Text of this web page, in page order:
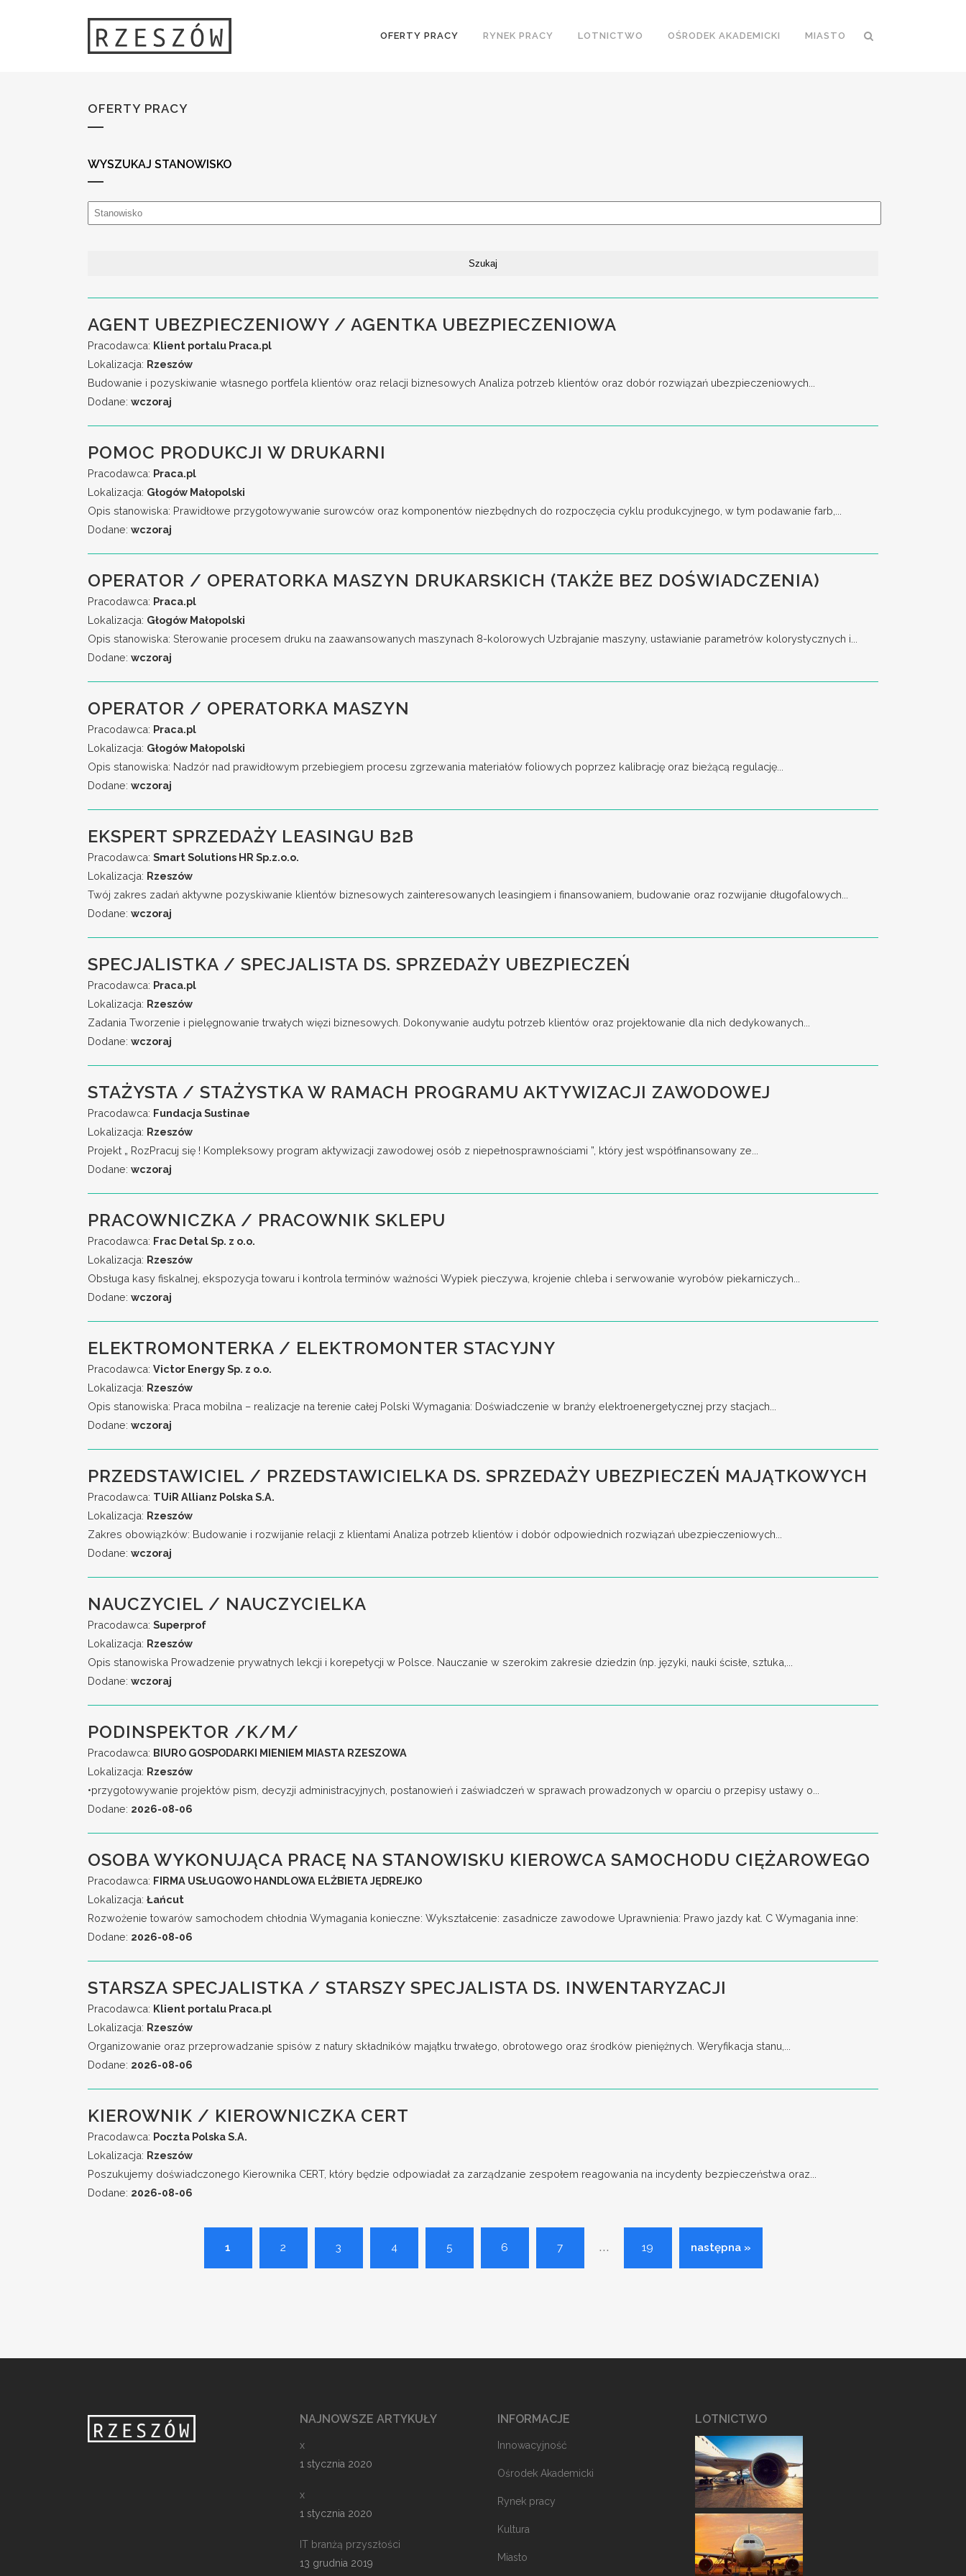
OFERTY PRACY RYNEK PRACY LOTNICTWO OŚRODEK AKADEMICKI MIASTO
OFERTY PRACY
WYSZUKAJ STANOWISKO
AGENT UBEZPIECZENIOWY / AGENTKA UBEZPIECZENIOWA
Pracodawca: Klient portalu Praca.pl
Lokalizacja: Rzeszów
Budowanie i pozyskiwanie własnego portfela klientów oraz relacji biznesowych Analiza potrzeb klientów oraz dobór rozwiązań ubezpieczeniowych...
Dodane: wczoraj
POMOC PRODUKCJI W DRUKARNI
Pracodawca: Praca.pl
Lokalizacja: Głogów Małopolski
Opis stanowiska: Prawidłowe przygotowywanie surowców oraz komponentów niezbędnych do rozpoczęcia cyklu produkcyjnego, w tym podawanie farb,...
Dodane: wczoraj
OPERATOR / OPERATORKA MASZYN DRUKARSKICH (TAKŻE BEZ DOŚWIADCZENIA)
Pracodawca: Praca.pl
Lokalizacja: Głogów Małopolski
Opis stanowiska: Sterowanie procesem druku na zaawansowanych maszynach 8-kolorowych Uzbrajanie maszyny, ustawianie parametrów kolorystycznych i...
Dodane: wczoraj
OPERATOR / OPERATORKA MASZYN
Pracodawca: Praca.pl
Lokalizacja: Głogów Małopolski
Opis stanowiska: Nadzór nad prawidłowym przebiegiem procesu zgrzewania materiałów foliowych poprzez kalibrację oraz bieżącą regulację...
Dodane: wczoraj
EKSPERT SPRZEDAŻY LEASINGU B2B
Pracodawca: Smart Solutions HR Sp.z.o.o.
Lokalizacja: Rzeszów
Twój zakres zadań aktywne pozyskiwanie klientów biznesowych zainteresowanych leasingiem i finansowaniem, budowanie oraz rozwijanie długofalowych...
Dodane: wczoraj
SPECJALISTKA / SPECJALISTA DS. SPRZEDAŻY UBEZPIECZEŃ
Pracodawca: Praca.pl
Lokalizacja: Rzeszów
Zadania Tworzenie i pielęgnowanie trwałych więzi biznesowych. Dokonywanie audytu potrzeb klientów oraz projektowanie dla nich dedykowanych...
Dodane: wczoraj
STAŻYSTA / STAŻYSTKA W RAMACH PROGRAMU AKTYWIZACJI ZAWODOWEJ
Pracodawca: Fundacja Sustinae
Lokalizacja: Rzeszów
Projekt „ RozPracuj się ! Kompleksowy program aktywizacji zawodowej osób z niepełnosprawnościami ”, który jest współfinansowany ze...
Dodane: wczoraj
PRACOWNICZKA / PRACOWNIK SKLEPU
Pracodawca: Frac Detal Sp. z o.o.
Lokalizacja: Rzeszów
Obsługa kasy fiskalnej, ekspozycja towaru i kontrola terminów ważności Wypiek pieczywa, krojenie chleba i serwowanie wyrobów piekarniczych...
Dodane: wczoraj
ELEKTROMONTERKA / ELEKTROMONTER STACYJNY
Pracodawca: Victor Energy Sp. z o.o.
Lokalizacja: Rzeszów
Opis stanowiska: Praca mobilna – realizacje na terenie całej Polski Wymagania: Doświadczenie w branży elektroenergetycznej przy stacjach...
Dodane: wczoraj
PRZEDSTAWICIEL / PRZEDSTAWICIELKA DS. SPRZEDAŻY UBEZPIECZEŃ MAJĄTKOWYCH
Pracodawca: TUiR Allianz Polska S.A.
Lokalizacja: Rzeszów
Zakres obowiązków: Budowanie i rozwijanie relacji z klientami Analiza potrzeb klientów i dobór odpowiednich rozwiązań ubezpieczeniowych...
Dodane: wczoraj
NAUCZYCIEL / NAUCZYCIELKA
Pracodawca: Superprof
Lokalizacja: Rzeszów
Opis stanowiska Prowadzenie prywatnych lekcji i korepetycji w Polsce. Nauczanie w szerokim zakresie dziedzin (np. języki, nauki ścisłe, sztuka,...
Dodane: wczoraj
PODINSPEKTOR /K/M/
Pracodawca: BIURO GOSPODARKI MIENIEM MIASTA RZESZOWA
Lokalizacja: Rzeszów
•przygotowywanie projektów pism, decyzji administracyjnych, postanowień i zaświadczeń w sprawach prowadzonych w oparciu o przepisy ustawy o...
Dodane: 2026-08-06
OSOBA WYKONUJĄCA PRACĘ NA STANOWISKU KIEROWCA SAMOCHODU CIĘŻAROWEGO
Pracodawca: FIRMA USŁUGOWO HANDLOWA ELŻBIETA JĘDREJKO
Lokalizacja: Łańcut
Rozwożenie towarów samochodem chłodnia Wymagania konieczne: Wykształcenie: zasadnicze zawodowe Uprawnienia: Prawo jazdy kat. C Wymagania inne:
Dodane: 2026-08-06
STARSZA SPECJALISTKA / STARSZY SPECJALISTA DS. INWENTARYZACJI
Pracodawca: Klient portalu Praca.pl
Lokalizacja: Rzeszów
Organizowanie oraz przeprowadzanie spisów z natury składników majątku trwałego, obrotowego oraz środków pieniężnych. Weryfikacja stanu,...
Dodane: 2026-08-06
KIEROWNIK / KIEROWNICZKA CERT
Pracodawca: Poczta Polska S.A.
Lokalizacja: Rzeszów
Poszukujemy doświadczonego Kierownika CERT, który będzie odpowiadał za zarządzanie zespołem reagowania na incydenty bezpieczeństwa oraz...
Dodane: 2026-08-06
1 2 3 4 5 6 7 ... 19 następna »
NAJNOWSZE ARTYKUŁY
x
1 stycznia 2020
x
1 stycznia 2020
IT branżą przyszłości
13 grudnia 2019
INFORMACJE
Innowacyjność
Ośrodek Akademicki
Rynek pracy
Kultura
Miasto
LOTNICTWO